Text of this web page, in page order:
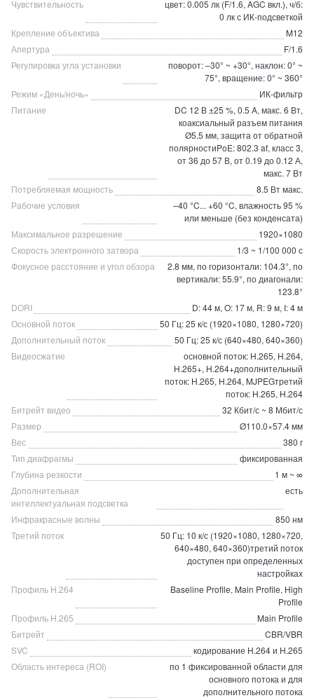
Чувствительность
цвет: 0.005 лк (F/1.6, AGC вкл.), ч/б:
0 лк с ИК-подсветкой
Крепление объектива
M12
Апертура
F/1.6
Регулировка угла установки
поворот: –30° ~ +30°, наклон: 0° ~
75°, вращение: 0° ~ 360°
Режим «День/ночь»
ИК-фильтр
Питание
DC 12 В ±25 %, 0.5 A, макс. 6 Вт,
коаксиальный разъем питания
Ø5.5 мм, защита от обратной
полярностиPoE: 802.3 af, класс 3,
от 36 до 57 В, от 0.19 до 0.12 А,
макс. 7 Вт
Потребляемая мощность
8.5 Вт макс.
Рабочие условия
–40 °C... +60 °C, влажность 95 %
или меньше (без конденсата)
Максимальное разрешение
1920×1080
Скорость электронного затвора
1/3 ~ 1/100 000 с
Фокусное расстояние и угол обзора
2.8 мм, по горизонтали: 104.3°, по
вертикали: 55.9°, по диагонали:
123.8°
DORI
D: 44 м, O: 17 м, R: 9 м, I: 4 м
Основной поток
50 Гц: 25 к/с (1920×1080, 1280×720)
Дополнительный поток
50 Гц: 25 к/с (640×480, 640×360)
Видеосжатие
основной поток: H.265, H.264,
H.265+, H.264+дополнительный
поток: H.265, H.264, MJPEGтретий
поток: H.265, H.264
Битрейт видео
32 Кбит/с ~ 8 Мбит/с
Размер
Ø110.0×57.4 мм
Вес
380 г
Тип диафрагмы
фиксированная
Глубина резкости
1 м ~ ∞
Дополнительная
интеллектуальная подсветка
есть
Инфракрасные волны
850 нм
Третий поток
50 Гц: 10 к/с (1920×1080, 1280×720,
640×480, 640×360)третий поток
доступен при определенных
настройках
Профиль H.264
Baseline Profile, Main Profile, High
Profile
Профиль H.265
Main Profile
Битрейт
CBR/VBR
SVC
кодирование H.264 и H.265
Область интереса (ROI)
по 1 фиксированной области для
основного потока и для
дополнительного потока